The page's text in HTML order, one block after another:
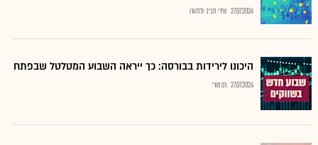
27.07.2026 שירי חביב-ולדהורן
היכונו לירידות בבורסה: כך ייראה השבוע המטלטל שבפתח
27.07.2026 רם מורי